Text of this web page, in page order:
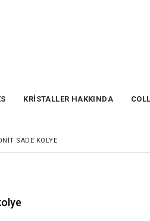
KRİSTALLER HAKKINDA
SADE KOLYE